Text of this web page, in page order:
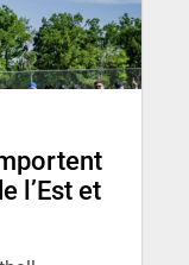
l’Est et